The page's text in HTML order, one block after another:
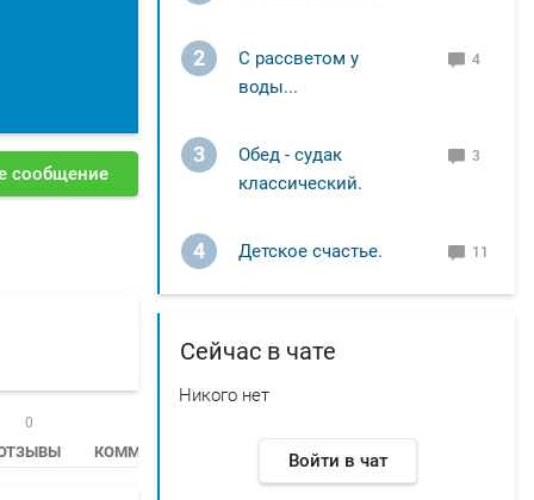
сообщение
0
КОММЕНТАРИИ
2
С рассветом у
воды...
4
3
Обед - судак
классический.
3
4 Детское счастье. 11
Сейчас в чате
Никого нет
Войти в чат